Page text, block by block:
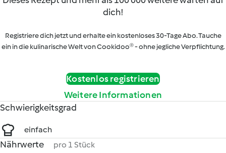
dich!
Registriere dich jetzt und erhalte ein kostenloses 30-Tage Abo. Tauche
ein in die kulinarische Welt von Cookidoo® - ohne jegliche Verpflichtung.
Kostenlos registrieren
Weitere Informationen
Schwierigkeitsgrad
einfach
Nährwerte pro 1 Stück